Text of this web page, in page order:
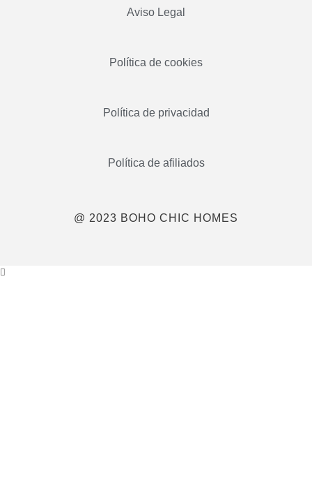
Aviso Legal
Política de cookies
Política de privacidad
Política de afiliados
@ 2023 BOHO CHIC HOMES